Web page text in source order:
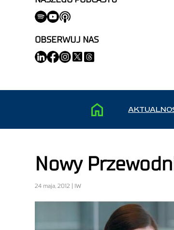
OBSERWUJ NAS
Nowy
24 maja, 2012 | IW